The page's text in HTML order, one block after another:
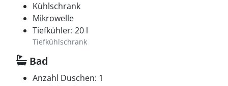
Kühlschrank
Mikrowelle
Tiefkühler: 20 l
Tiefkühlschrank
Bad
Anzahl Duschen: 1